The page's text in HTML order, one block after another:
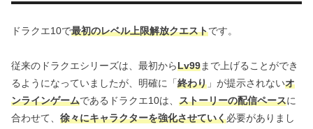
ドラクエ10で最初のレベル上限解放クエストです。
従来のドラクエシリーズは、最初からLv99まで上げることができ
るようになっていましたが、明確に「終わり 」が提示されないオ
ンラインゲームであるドラクエ10は、 ストーリーの配信ペースに
合わせて、 徐々にキャラクターを強化させていく必要がありまし